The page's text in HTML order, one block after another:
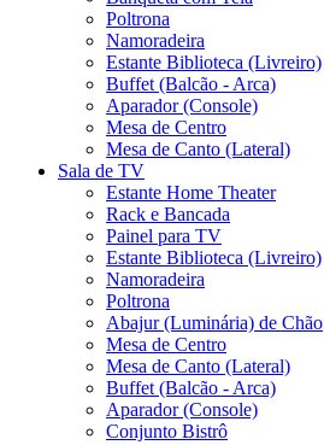
Poltrona
Namoradeira
Estante Biblioteca (Livreiro)
Buffet (Balcão - Arca)
Aparador (Console)
Mesa de Centro
Mesa de Canto (Lateral)
Sala de TV
Estante Home Theater
Rack e Bancada
Painel para TV
Estante Biblioteca (Livreiro)
Namoradeira
Poltrona
Abajur (Luminária) de Chão
Mesa de Centro
Mesa de Canto (Lateral)
Buffet (Balcão - Arca)
Aparador (Console)
Conjunto Bistrô